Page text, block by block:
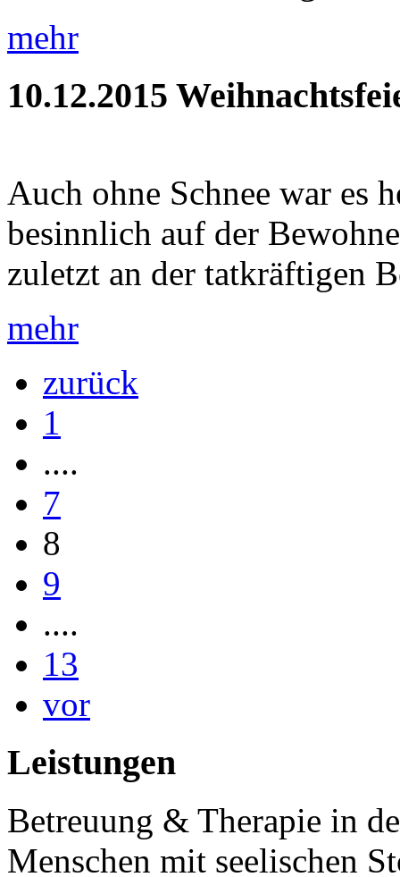
mehr
10.12.2015
Auch ohne Schnee war es
besinnlich auf der
zuletzt an der tatkräftigen
mehr
zurück
1
....
7
8
9
....
13
vor
Leistungen
Betreuung & Therapie in
Menschen mit seelischen